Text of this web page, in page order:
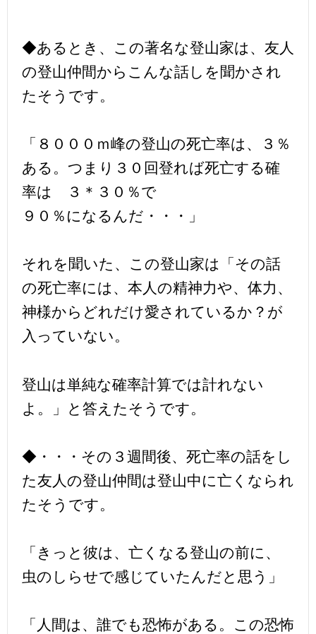
◆あるとき、この著名な登山家は、友人
の登山仲間からこんな話しを聞かされ
たそうです。
「８０００ｍ峰の登山の死亡率は、３％
ある。つまり３０回登れば死亡する確
率は ３＊３０％で
９０％になるんだ・・・」
それを聞いた、この登山家は「その話
の死亡率には、本人の精神力や、体力、
神様からどれだけ愛されているか？が
入っていない。
登山は単純な確率計算では計れない
よ。」と答えたそうです。
◆・・・その３週間後、死亡率の話をし
た友人の登山仲間は登山中に亡くなられ
たそうです。
「きっと彼は、亡くなる登山の前に、
虫のしらせで感じていたんだと思う」
「人間は、誰でも恐怖がある。この恐怖